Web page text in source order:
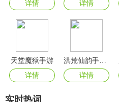
详情
详情
天堂魔狱手游
详情
详情
实时热词